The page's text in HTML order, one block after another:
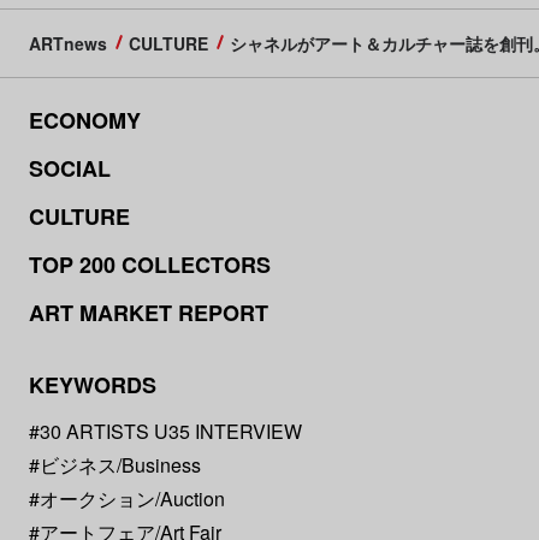
ARTnews CULTURE シャネルがアート＆カルチャー誌を創
ECONOMY
SOCIAL
CULTURE
TOP 200 COLLECTORS
ART MARKET REPORT
KEYWORDS
#30 ARTISTS U35 INTERVIEW
#ビジネス/Business
#オークション/Auction
#アートフェア/Art Fair